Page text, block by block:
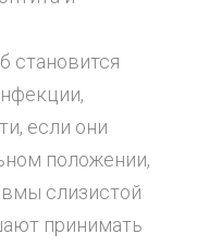
становится
если они
положении,
слизистой
принимать